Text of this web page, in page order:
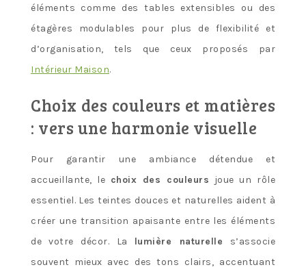
éléments comme des tables extensibles ou des
étagères modulables pour plus de flexibilité et
d’organisation, tels que ceux proposés par
Intérieur Maison.
Choix des couleurs et matières
: vers une harmonie visuelle
Pour garantir une ambiance détendue et
accueillante, le choix des couleurs joue un rôle
essentiel. Les teintes douces et naturelles aident à
créer une transition apaisante entre les éléments
de votre décor. La lumière naturelle s’associe
souvent mieux avec des tons clairs, accentuant